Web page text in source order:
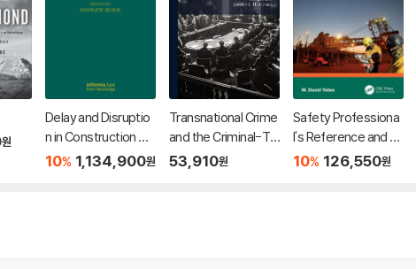
원
Delay and Disruptio
n in Construction Co
ntracts
10% 1,134,900원
Transnational Crime
and the Criminal-Te
rrorist Nexus
53,910원
Safety Professiona
l's Reference and St
udy Guide, Fourth E
10% 126,550원